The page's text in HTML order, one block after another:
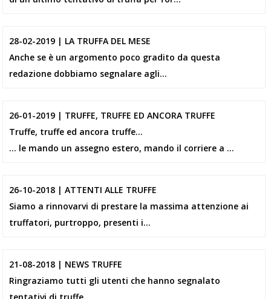
28-02-2019 | LA TRUFFA DEL MESE
Anche se è un argomento poco gradito da questa
redazione dobbiamo segnalare agli...
26-01-2019 | TRUFFE, TRUFFE ED ANCORA TRUFFE
Truffe, truffe ed ancora truffe...
... le mando un assegno estero, mando il corriere a ...
26-10-2018 | ATTENTI ALLE TRUFFE
Siamo a rinnovarvi di prestare la massima attenzione ai
truffatori, purtroppo, presenti i...
21-08-2018 | NEWS TRUFFE
Ringraziamo tutti gli utenti che hanno segnalato